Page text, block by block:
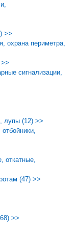
>>
охрана периметра,
сигнализации,
лупы (12) >>
откатные,
(47) >>
>>